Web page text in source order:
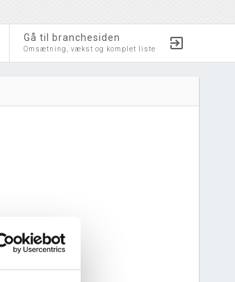
Gå til branchesiden
Omsætning, vækst og komplet liste